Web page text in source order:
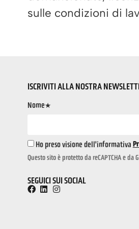
sulle condizioni di
ISCRIVITI ALLA NOSTRA
Nome*
Ho preso visione dell'informativa
Questo sito è protetto da reCAPTCHA e da
SEGUICI SUI SOCIAL